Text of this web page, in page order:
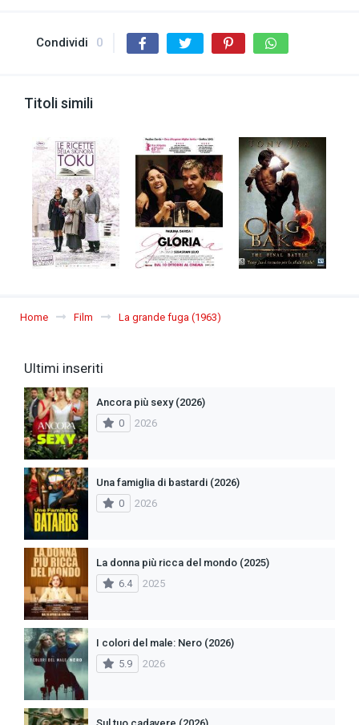
Condividi 0
Titoli simili
Home Film La grande fuga (1963)
Ultimi inseriti
Ancora più sexy (2026)
0
2026
Una famiglia di bastardi (2026)
0
2026
La donna più ricca del mondo (2025)
6.4
2025
I colori del male: Nero (2026)
5.9
2026